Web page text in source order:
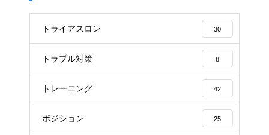
トライアスロン 30
トラブル対策 8
トレーニング 42
ポジション 25